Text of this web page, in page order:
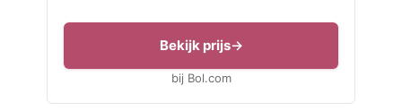
Bekijk prijs
bij Bol.com